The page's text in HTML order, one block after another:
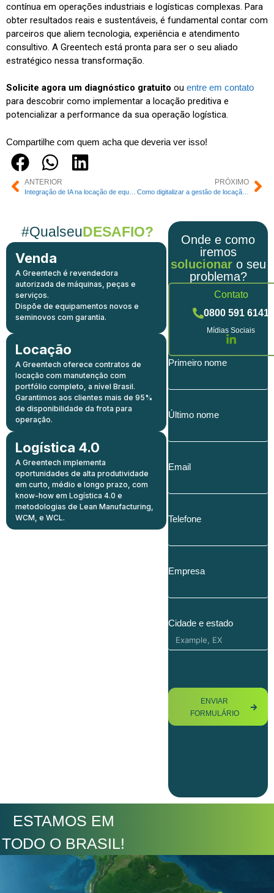
contínua em operações industriais e logísticas complexas. Para
obter resultados reais e sustentáveis, é fundamental contar com
parceiros que aliem tecnologia, experiência e atendimento
consultivo. A Greentech está pronta para ser o seu aliado
estratégico nessa transformação.
Solicite agora um diagnóstico gratuito ou entre em contato
para descobrir como implementar a locação preditiva e
potencializar a performance da sua operação logística.
Compartilhe com quem acha que deveria ver isso!
ANTERIOR PRÓXIMO
Como digitalizar a gestão de locação de equipamentos para acelerar a automação intralogística e garantir operações enxutas
#QualseuDESAFIO?
Venda
A Greentech é revendedora
autorizada de máquinas, peças e
serviços.
Dispõe de equipamentos novos e
seminovos com garantia.
Locação
A Greentech oferece contratos de
locação com manutenção com
portfólio completo, a nível Brasil.
Garantimos aos clientes mais de 95%
de disponibilidade da frota para
operação.
Logística 4.0
A Greentech implementa
oportunidades de alta produtividade
em curto, médio e longo prazo, com
know-how em Logística 4.0 e
metodologias de Lean Manufacturing,
WCM, e WCL.
Onde e como
iremos
solucionaro seu
problema?
Contato
0800 591 6141
Mídias Sociais
Primeiro nome
Último nome
Email
Telefone
Empresa
Cidade e estado
ENVIAR
FORMULÁRIO
ESTAMOS EM
TODO O BRASIL!